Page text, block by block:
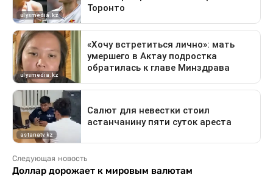
Следующая новость
Доллар дорожает к мировым валютам